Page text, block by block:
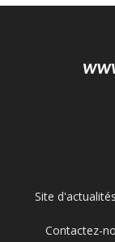
Site
Contactez-